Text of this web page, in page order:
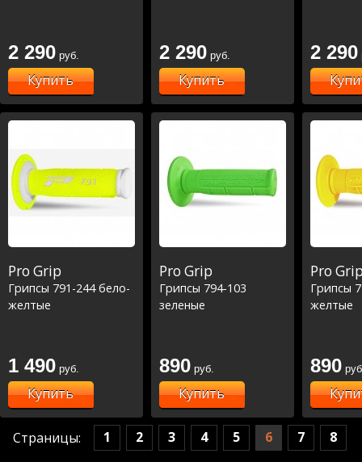
2 290 руб.
Купить
2 290 руб.
Купить
2 290
Pro Grip
Грипсы 791-244 бело-
желтые
1 490 руб.
Купить
Pro Grip
Грипсы 794-103
зеленые
890 руб.
Купить
Pro
Грипсы
желтые
890
Страницы: 1 2 3 4 5 6 7 8